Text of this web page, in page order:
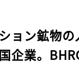
ョン鉱物
企業。